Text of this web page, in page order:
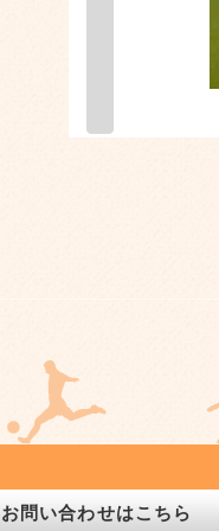
お問い合わせはこちら